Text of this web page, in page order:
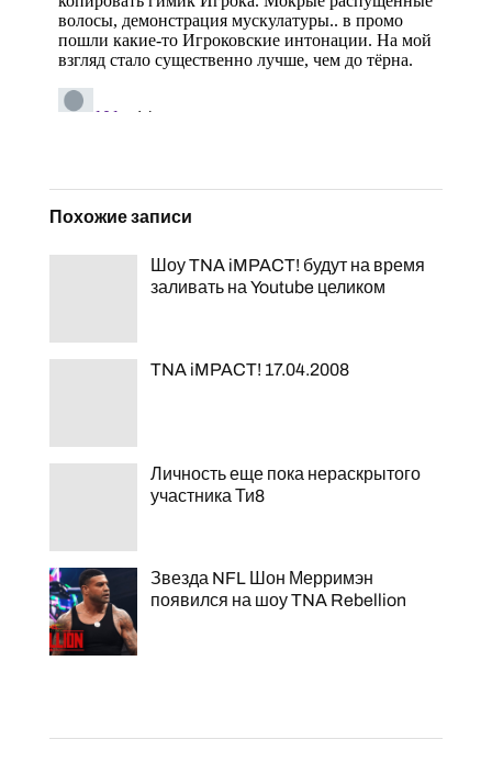
Похожие записи
Шоу TNA iMPACT! будут на время
заливать на Youtube целиком
TNA iMPACT! 17.04.2008
Личность еще пока нераскрытого
участника Ти8
Звезда NFL Шон Мерримэн
появился на шоу TNA Rebellion